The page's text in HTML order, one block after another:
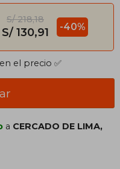
S/ 218,18
S/ 130,91 -40%
el precio ✅
a CERCADO DE LIMA,